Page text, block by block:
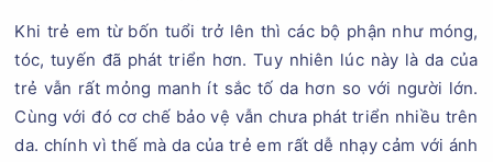
Khi trẻ em từ bốn tuổi trở lên thì các bộ phận như móng,
tóc, tuyến đã phát triển hơn. Tuy nhiên lúc này là da của
trẻ vẫn rất mỏng manh ít sắc tố da hơn so với người lớn.
Cùng với đó cơ chế bảo vệ vẫn chưa phát triển nhiều trên
da. chính vì thế mà da của trẻ em rất dễ nhạy cảm với ánh